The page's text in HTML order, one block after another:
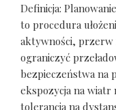
Definicja:
to procedura
aktywności, przerw
ograniczyć
bezpieczeństwa na
ekspozycja na wiatr
tolerancja na